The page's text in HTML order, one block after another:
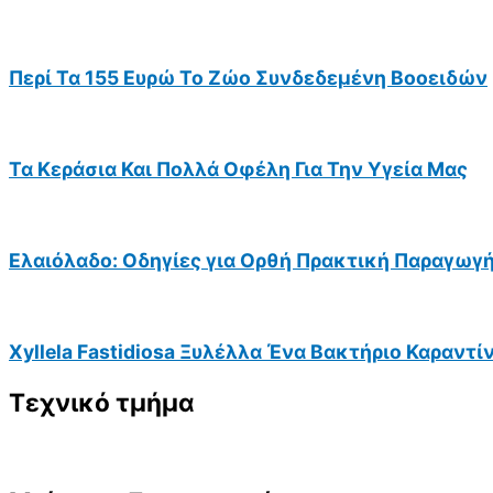
Περί Τα 155 Ευρώ Το Ζώο Συνδεδεμένη Βοοειδών
Τα Κεράσια Και Πολλά Οφέλη Για Την Υγεία Μας
Ελαιόλαδο: Οδηγίες για Ορθή Πρακτική
Xyllela Fastidiosa Ξυλέλλα Ένα Βακτήριο
Τεχνικό τμήμα